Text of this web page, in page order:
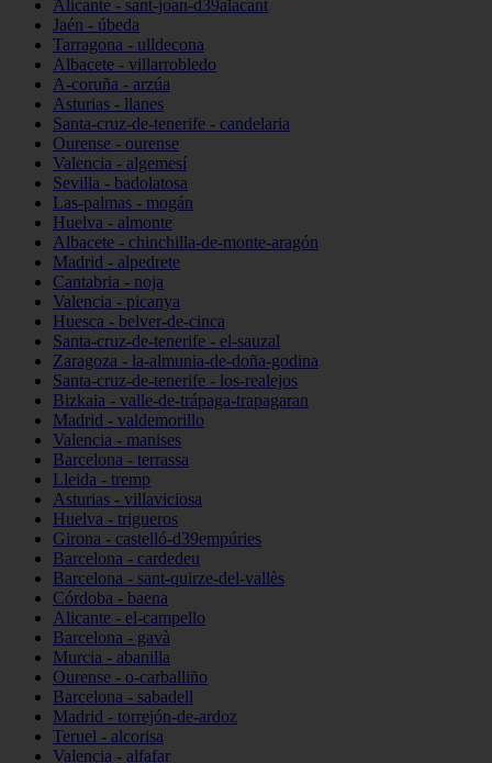
Alicante - sant-joan-d39alacant
Jaén - úbeda
Tarragona - ulldecona
Albacete - villarrobledo
A-coruña - arzúa
Asturias - llanes
Santa-cruz-de-tenerife - candelaria
Ourense - ourense
Valencia - algemesí
Sevilla - badolatosa
Las-palmas - mogán
Huelva - almonte
Albacete - chinchilla-de-monte-aragón
Madrid - alpedrete
Cantabria - noja
Valencia - picanya
Huesca - belver-de-cinca
Santa-cruz-de-tenerife - el-sauzal
Zaragoza - la-almunia-de-doña-godina
Santa-cruz-de-tenerife - los-realejos
Bizkaia - valle-de-trápaga-trapagaran
Madrid - valdemorillo
Valencia - manises
Barcelona - terrassa
Lleida - tremp
Asturias - villaviciosa
Huelva - trigueros
Girona - castelló-d39empúries
Barcelona - cardedeu
Barcelona - sant-quirze-del-vallès
Córdoba - baena
Alicante - el-campello
Barcelona - gavà
Murcia - abanilla
Ourense - o-carballiño
Barcelona - sabadell
Madrid - torrejón-de-ardoz
Teruel - alcorisa
Valencia - alfafar